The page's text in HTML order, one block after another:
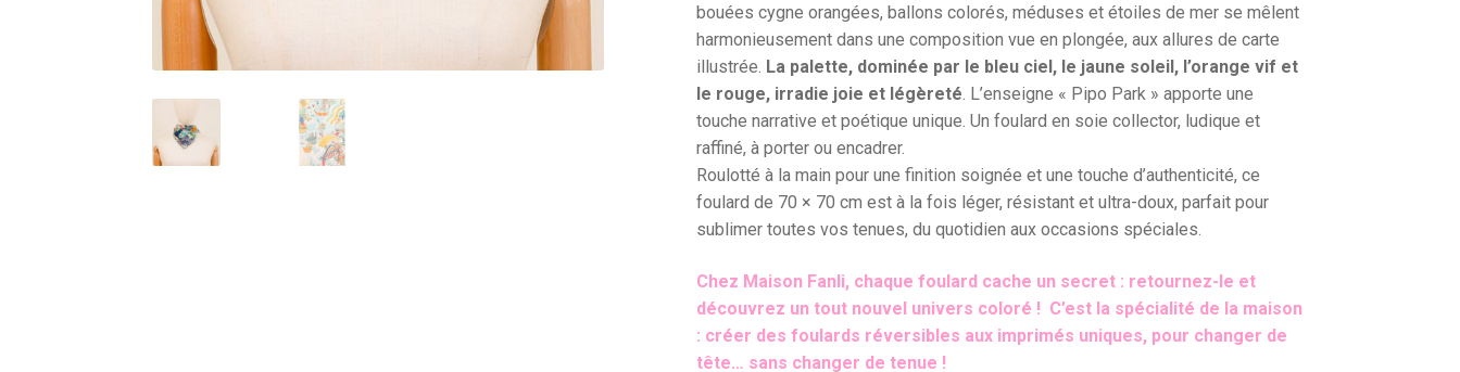
bouées cygne orangées, ballons colorés, méduses et étoiles de mer se mêlent
harmonieusement dans une composition vue en plongée, aux allures de carte
illustrée. La palette, dominée par le bleu ciel, le jaune soleil, l’orange vif et
le rouge, irradie joie et légèreté. L’enseigne « Pipo Park » apporte une
touche narrative et poétique unique. Un foulard en soie collector, ludique et
raffiné, à porter ou encadrer.
Roulotté à la main pour une finition soignée et une touche d’authenticité, ce
foulard de 70 × 70 cm est à la fois léger, résistant et ultra-doux, parfait pour
sublimer toutes vos tenues, du quotidien aux occasions spéciales.
Chez Maison Fanli, chaque foulard cache un secret : retournez-le et
découvrez un tout nouvel univers coloré ! C’est la spécialité de la maison
: créer des foulards réversibles aux imprimés uniques, pour changer de
tête… sans changer de tenue !